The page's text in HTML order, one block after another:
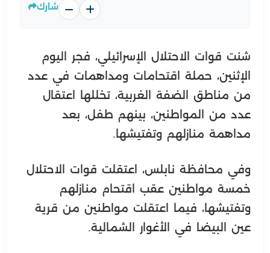
شارك
شنت قوات الاحتلال الإسرائيلي، فجر اليوم
الإثنين، حملة اقتحامات ومداهمات في عدد
من مناطق الضفة الغربية، تخللها اعتقال
عدد من المواطنين، بينهم طفل، بعد
مداهمة منازلهم وتفتيشها.
وفي محافظة نابلس، اعتقلت قوات الاحتلال
خمسة مواطنين عقب اقتحام منازلهم
وتفتيشها، فيما اعتقلت مواطنين من قرية
عين البيضا في الأغوار الشمالية.